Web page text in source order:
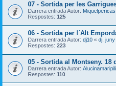
07 - Sortida per les
Darrera entrada Autor: Miquelpericas
Respostes: 125
06 - Sortida per l´Alt
Darrera entrada Autor: dj10 « dj.
Respostes: 223
05 - Sortida al Montseny. 18
Darrera entrada Autor: Alucinamaripili
Respostes: 110